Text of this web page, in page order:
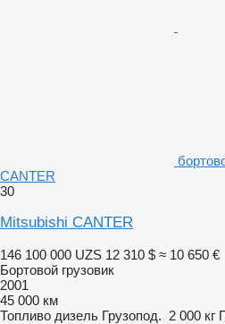
CANTER
30
Mitsubishi CANTER
146 100 000 UZS 12 310 $ ≈ 10 650 €
Бортовой грузовик
2001
45 000 км
Топливо дизель Грузопод. 2 000 кг